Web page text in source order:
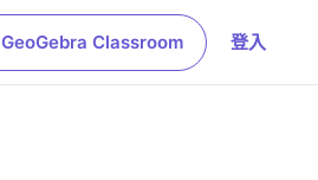
GeoGebra Classroom 登入